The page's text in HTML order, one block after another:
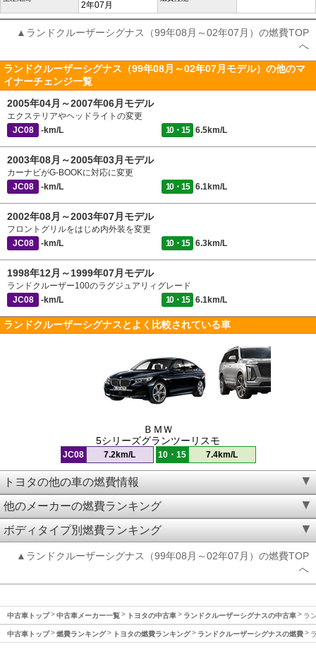
2年07月
▲ランドクルーザーシグナス（99年08月～02年07月）の燃費TOP
へ
ランドクルーザーシグナス（99年08月～02年07月モデル）の他のマ
イナーチェンジ一覧
2005年04月～2007年06月モデル
エクステリアやヘッドライトの変更
JC08
-km/L 10・15 6.5km/L
2003年08月～2005年03月モデル
カーナビがG-BOOKに対応に変更
JC08
-km/L 10・15 6.1km/L
2002年08月～2003年07月モデル
フロントグリルをはじめ内外装を変更
JC08
-km/L 10・15 6.3km/L
1998年12月～1999年07月モデル
ランドクルーザー100のラグジュアリィグレード
JC08
-km/L 10・15 6.1km/L
ランドクルーザーシグナスとよく比較されている車
ＢＭＷ
5シリーズグランツーリスモ
JC08 7.2km/L 10・15 7.4km/L
トヨタの他の車の燃費情報
他のメーカーの燃費ランキング
ボディタイプ別燃費ランキング
▲ランドクルーザーシグナス（99年08月～02年07月）の燃費TOP
へ
中古車トップ 中古車メーカー一覧 トヨタの中古車 ランドクルーザーシグナスの中古車 ラ
中古車トップ 燃費ランキング トヨタの燃費ランキング ランドクルーザーシグナスの燃費